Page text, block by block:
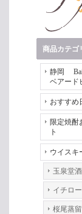
商品カテゴ
静岡
ベアード
おすすめ
限定焼酎
ト
ウイスキ
玉泉堂
イチロ
桜尾蒸